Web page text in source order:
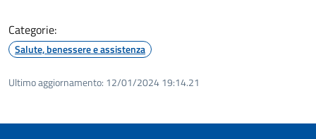
Categorie:
Salute, benessere e assistenza
Ultimo aggiornamento: 12/01/2024 19:14.21